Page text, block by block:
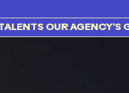
OUR AGENCY’S GOT